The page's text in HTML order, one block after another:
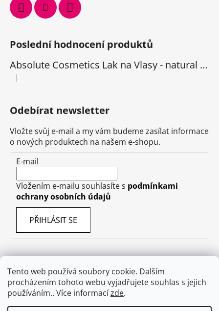
Tento web používá soubory cookie. Dalším
procházením tohoto webu vyjadřujete souhlas s jejich
používáním.. Více informacízde.
Poslední hodnocení produktů
Absolute Cosmetics Lak na Vlasy - natural 1000 ml
Hodnocení produktu je 5 z 5 hvězdiček.
|
Odebírat newsletter
Vložte svůj e-mail a my vám budeme zasílat informace
o nových produktech na našem e-shopu.
E-mail
Vložením e-mailu souhlasíte s podmínkami
ochrany osobních údajů
PŘIHLÁSIT SE
Obchodní podmínky Doprava Napište nám
Ochrana osobních údajů GDPR
Odstoupení od smlouvy